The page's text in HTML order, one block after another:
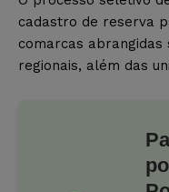
cadastro de reserva
comarcas abrangidas
regionais, além das